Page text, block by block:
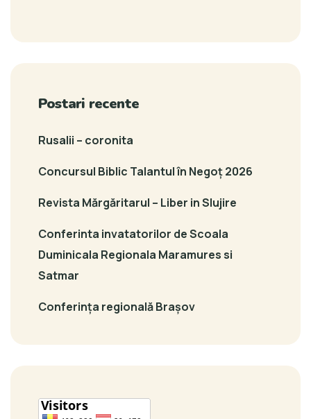
Postari recente
Rusalii – coronita
Concursul Biblic Talantul în Negoț 2026
Revista Mărgăritarul – Liber in Slujire
Conferinta invatatorilor de Scoala
Duminicala Regionala Maramures si
Satmar
Conferința regională Brașov